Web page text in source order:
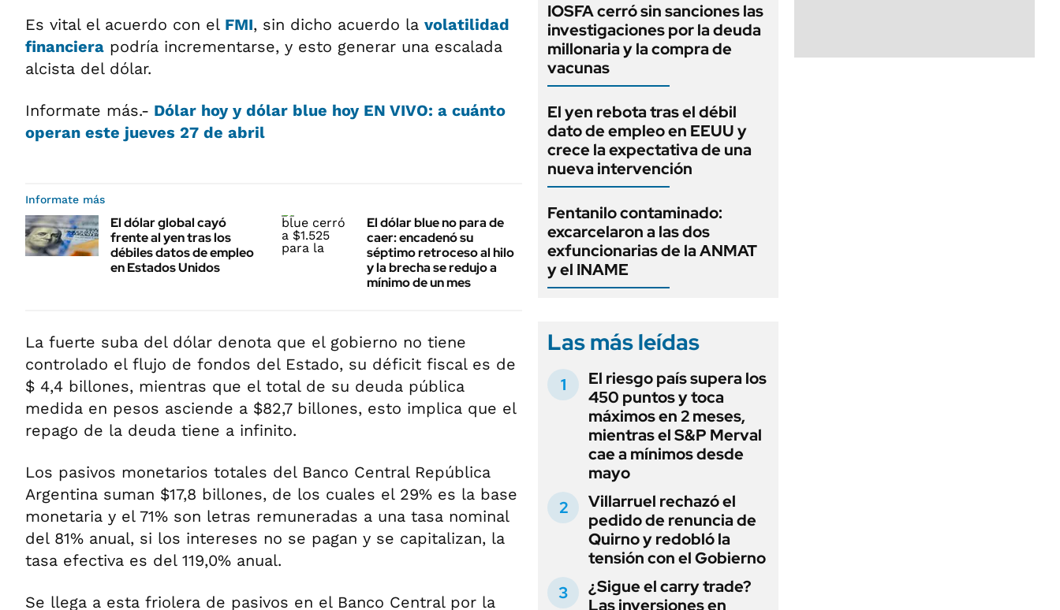
Es vital el acuerdo con el FMI, sin dicho acuerdo la volatilidad
financiera podría incrementarse, y esto generar una escalada
alcista del dólar.
Informate más.- Dólar hoy y dólar blue hoy EN VIVO: a cuánto
operan este jueves 27 de abril
Informate más
El dólar global cayó
frente al yen tras los
débiles datos de empleo
en Estados Unidos
El dólar blue no para de
caer: encadenó su
séptimo retroceso al hilo
y la brecha se redujo a
mínimo de un mes
La fuerte suba del dólar denota que el gobierno no tiene
controlado el flujo de fondos del Estado, su déficit fiscal es de
$ 4,4 billones, mientras que el total de su deuda pública
medida en pesos asciende a $82,7 billones, esto implica que el
repago de la deuda tiene a infinito.
Los pasivos monetarios totales del Banco Central República
Argentina suman $17,8 billones, de los cuales el 29% es la base
monetaria y el 71% son letras remuneradas a una tasa nominal
del 81% anual, si los intereses no se pagan y se capitalizan, la
tasa efectiva es del 119,0% anual.
Se llega a esta friolera de pasivos en el Banco Central por la
IOSFA cerró sin sanciones las
investigaciones por la deuda
millonaria y la compra de
vacunas
El yen rebota tras el débil
dato de empleo en EEUU y
crece la expectativa de una
nueva intervención
Fentanilo contaminado:
excarcelaron a las dos
exfuncionarias de la ANMAT
y el INAME
Las más leídas
El riesgo país supera los
450 puntos y toca
máximos en 2 meses,
mientras el S&P Merval
cae a mínimos desde
mayo
Villarruel rechazó el
pedido de renuncia de
Quirno y redobló la
tensión con el Gobierno
¿Sigue el carry trade?
Las inversiones en